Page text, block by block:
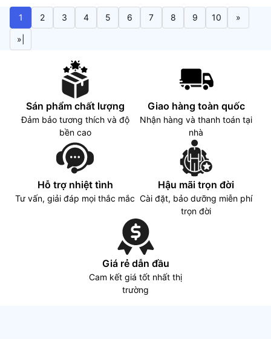
1 2 3 4 5 6 7 8 9 10 »
»|
Sán phẩm chất lượng
Đảm bảo tương thích và độ
bền cao
Giao hàng toàn quốc
Nhận hàng và thanh toán tại
nhà
Hỗ trợ nhiệt tình
Tư vấn, giải đáp mọi thắc mắc
Hậu mãi trọn đời
Cài đặt, bảo dưỡng miễn phí
trọn đời
Giá rẻ dẫn đầu
Cam kết giá tốt nhất thị
trường